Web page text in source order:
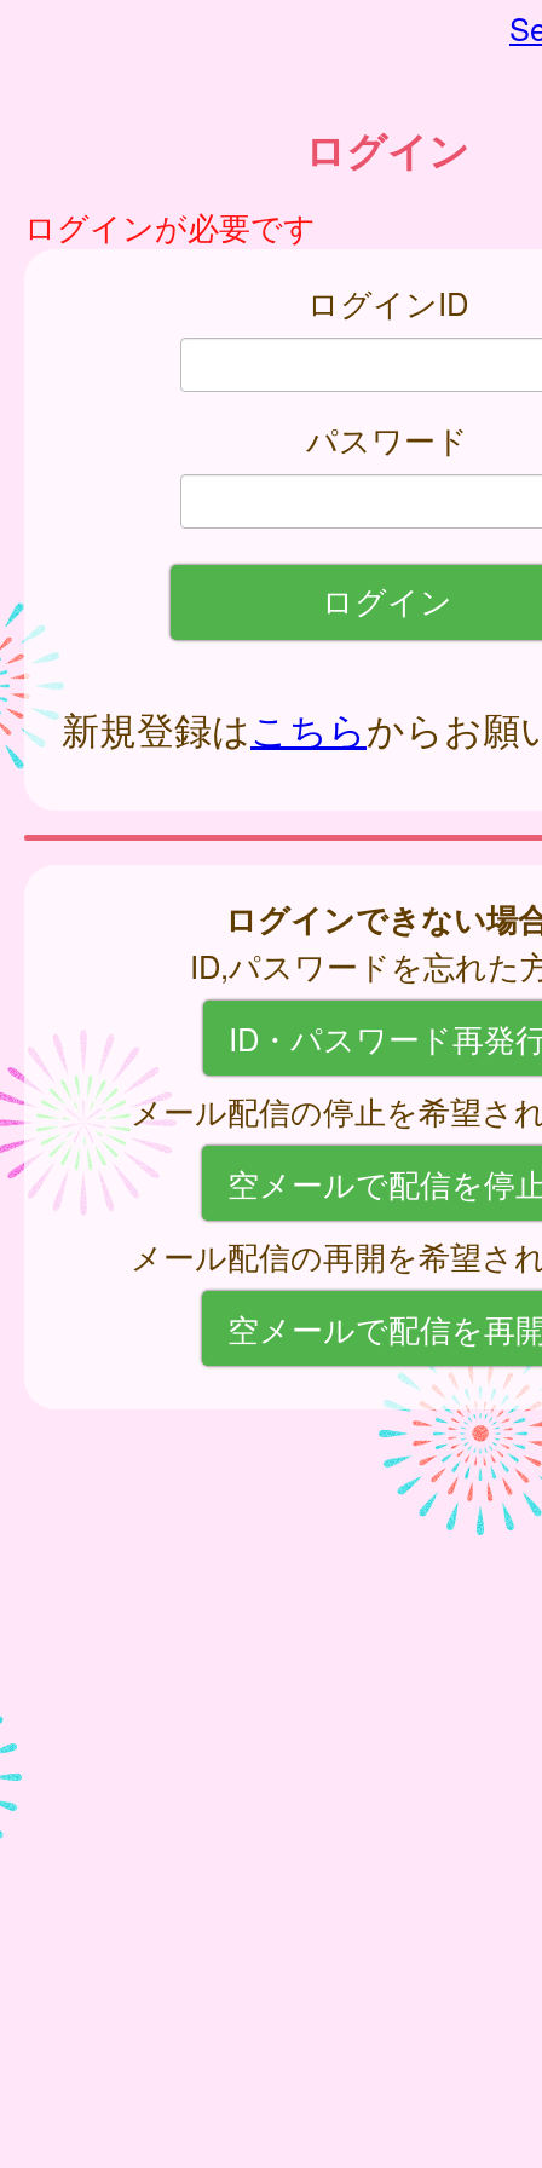
ログイン
ログインが必要です
ログインID
パスワード
新規登録はこちらからお願
ログインできない場
ID,パスワードを忘れた
ID・パスワード再発
メール配信の停止を希望さ
空メールで配信を停
メール配信の再開を希望さ
空メールで配信を再